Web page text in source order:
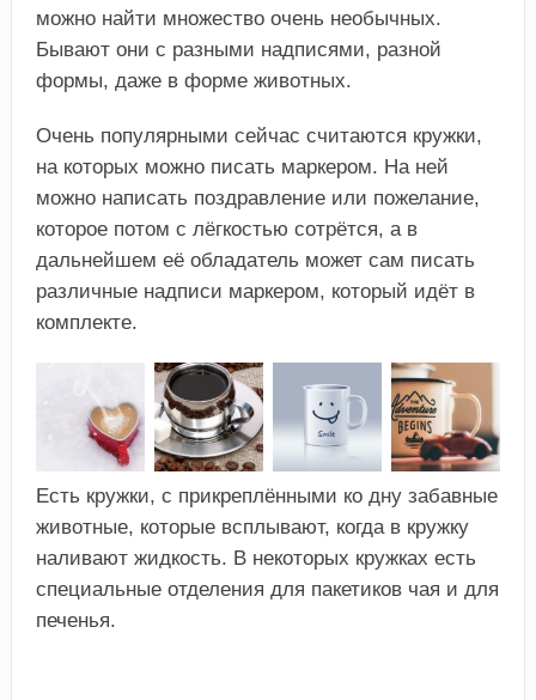
можно найти множество очень необычных.
Бывают они с разными надписями, разной
формы, даже в форме животных.
Очень популярными сейчас считаются кружки,
на которых можно писать маркером. На ней
можно написать поздравление или пожелание,
которое потом с лёгкостью сотрётся, а в
дальнейшем её обладатель может сам писать
различные надписи маркером, который идёт в
комплекте.
Есть кружки, с прикреплёнными ко дну забавные
животные, которые всплывают, когда в кружку
наливают жидкость. В некоторых кружках есть
специальные отделения для пакетиков чая и для
печенья.